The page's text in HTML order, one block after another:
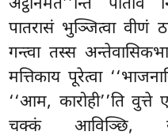
पातरासं भुञ्जित्वा वीणं
गन्त्वा तस्स
मत्तिकाय पूरेत्वा
‘‘आम, कारोही’’ति
चक्कं आविञ्छि,